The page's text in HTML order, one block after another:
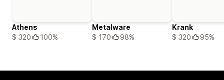
Athens
$ 320
100%
Metalware
$ 170
98%
Krank
$ 320
95%